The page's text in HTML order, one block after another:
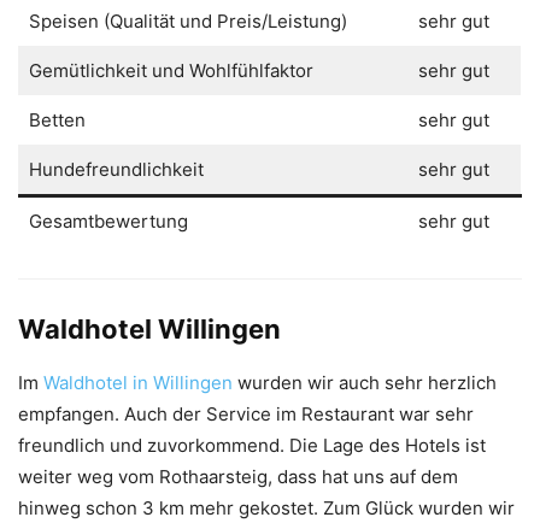
Speisen (Qualität und Preis/Leistung) sehr gut
Gemütlichkeit und Wohlfühlfaktor sehr gut
Betten sehr gut
Hundefreundlichkeit sehr gut
Gesamtbewertung sehr gut
Waldhotel Willingen
Im Waldhotel in Willingen wurden wir auch sehr herzlich
empfangen. Auch der Service im Restaurant war sehr
freundlich und zuvorkommend. Die Lage des Hotels ist
weiter weg vom Rothaarsteig, dass hat uns auf dem
hinweg schon 3 km mehr gekostet. Zum Glück wurden wir